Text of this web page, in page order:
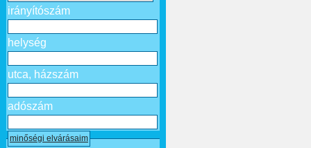
irányítószám
helység
utca, házszám
adószám
minőségi elvárásaim